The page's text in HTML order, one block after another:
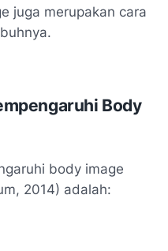
juga merupakan cara
Body
body image
2014) adalah: